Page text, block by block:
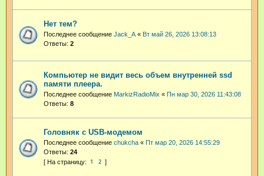
Нет тем?
Последнее сообщение Jack_A « Вт май 26, 2026 13:08:13
Ответы: 2
Компьютер не видит весь объем внутренней ssd
памяти плеера.
Последнее сообщение MarkizRadioMix « Пн мар 30, 2026 11:43:08
Ответы: 8
Головняк с USB-модемом
Последнее сообщение chukcha « Пт мар 20, 2026 14:55:29
Ответы: 24
1 2